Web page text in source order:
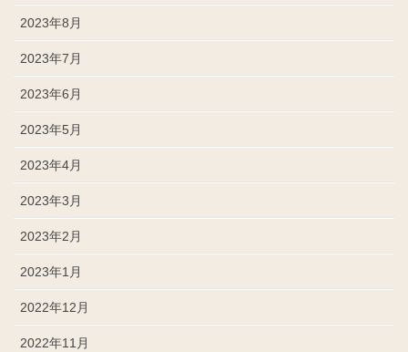
2023年8月
2023年7月
2023年6月
2023年5月
2023年4月
2023年3月
2023年2月
2023年1月
2022年12月
2022年11月